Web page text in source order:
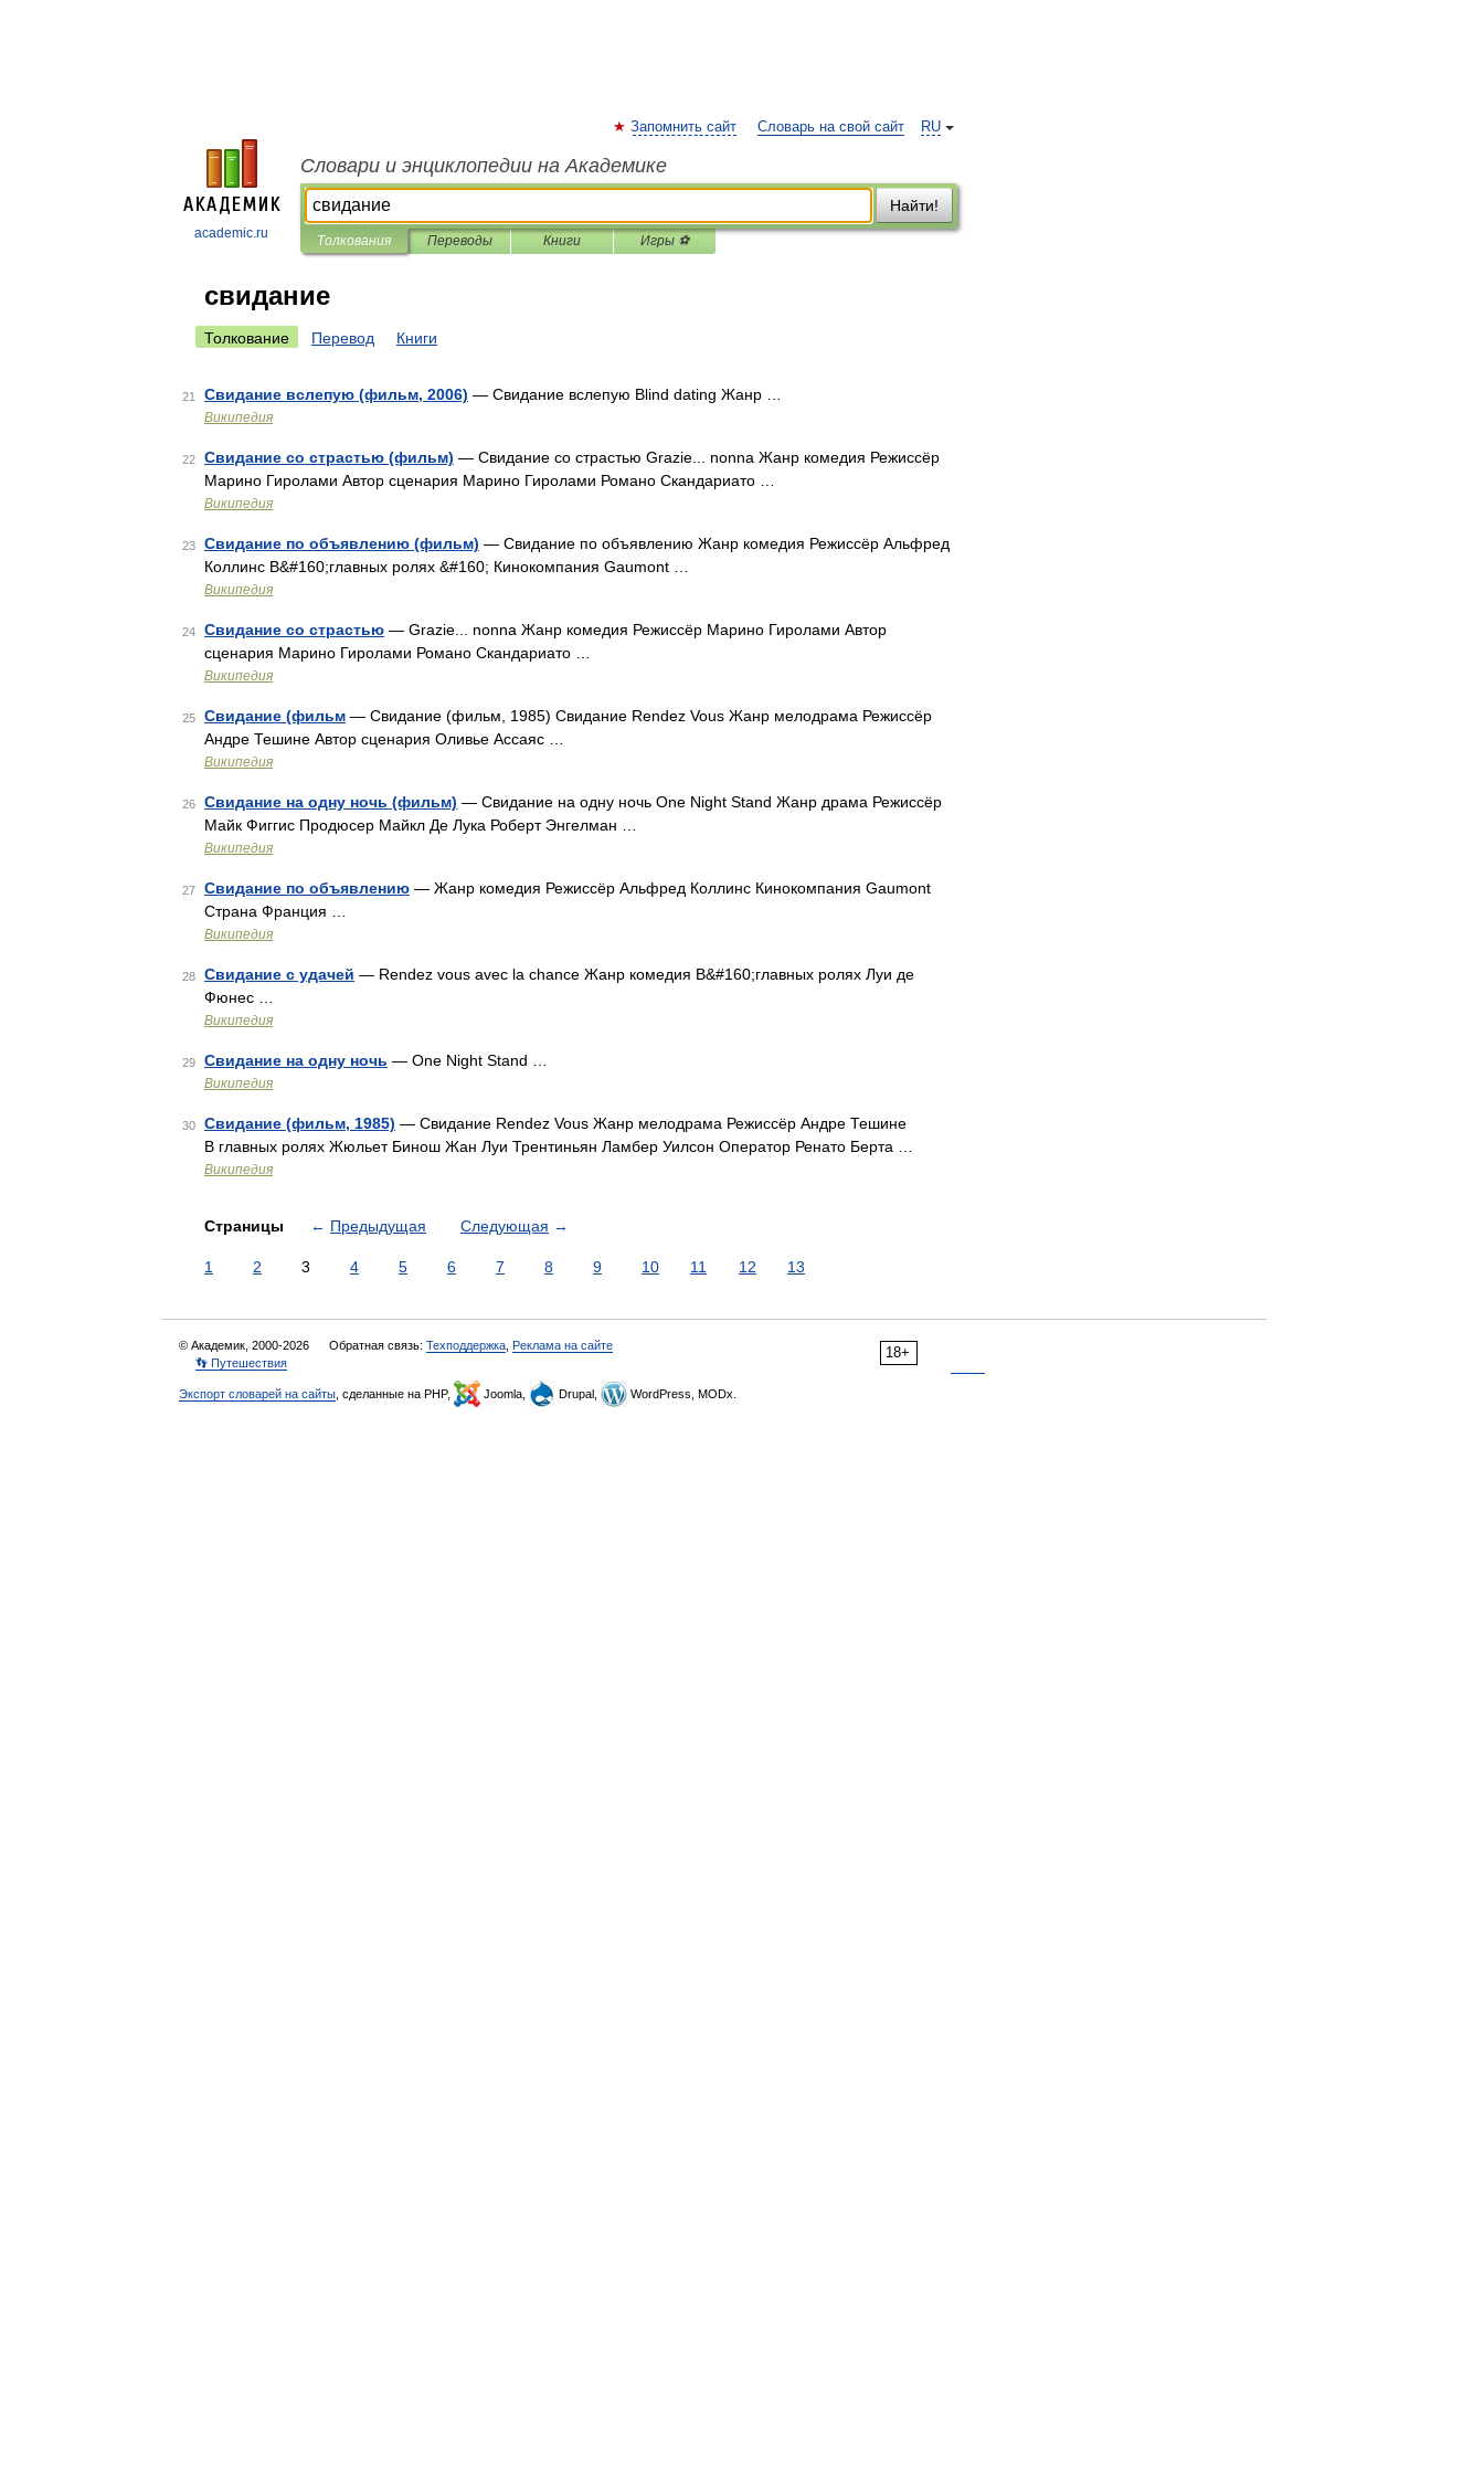
academic.ru
RU
Запомнить сайт Словарь на свой сайт
Словари и энциклопедии на Академике
Найти!
Толкования Переводы Книги Игры ⚽
свидание
Толкование Перевод Книги
21 Свидание вслепую (фильм, 2006) — Свидание вслепую Blind dating Жанр …
Википедия
22 Свидание со страстью (фильм) — Свидание со страстью Grazie... nonna Жанр комедия Режиссёр
Марино Гиролами Автор сценария Марино Гиролами Романо Скандариато …
Википедия
23 Свидание по объявлению (фильм) — Свидание по объявлению Жанр комедия Режиссёр Альфред
Коллинс В&#160;главных ролях &#160; Кинокомпания Gaumont …
Википедия
24 Свидание со страстью — Grazie... nonna Жанр комедия Режиссёр Марино Гиролами Автор
сценария Марино Гиролами Романо Скандариато …
Википедия
25 Свидание (фильм — Свидание (фильм, 1985) Свидание Rendez Vous Жанр мелодрама Режиссёр
Андре Тешине Автор сценария Оливье Ассаяс …
Википедия
26 Свидание на одну ночь (фильм) — Свидание на одну ночь One Night Stand Жанр драма Режиссёр
Майк Фиггис Продюсер Майкл Де Лука Роберт Энгелман …
Википедия
27 Свидание по объявлению — Жанр комедия Режиссёр Альфред Коллинс Кинокомпания Gaumont
Страна Франция …
Википедия
28 Свидание с удачей — Rendez vous avec la chance Жанр комедия В&#160;главных ролях Луи де
Фюнес …
Википедия
29 Свидание на одну ночь — One Night Stand …
Википедия
30 Свидание (фильм, 1985) — Свидание Rendez Vous Жанр мелодрама Режиссёр Андре Тешине
В главных ролях Жюльет Бинош Жан Луи Трентиньян Ламбер Уилсон Оператор Ренато Берта …
Википедия
Страницы ← Предыдущая Следующая →
1 2 3 4 5 6 7 8 9 10 11 12 13
18+
© Академик, 2000-2026 Обратная связь: Техподдержка Реклама на сайте
👣 Путешествия
Экспорт словарей на сайты , сделанные на PHP, Joomla, Drupal, WordPress, MODx.